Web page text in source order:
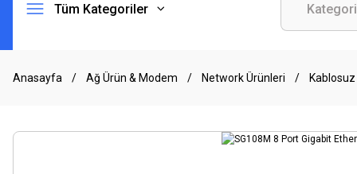
Tüm Kategoriler
Anasayfa Ağ Ürün & Modem Network Ürünleri